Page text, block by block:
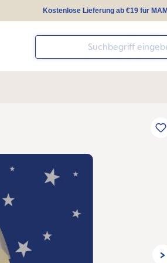
Kostenlose Lieferung ab €19 für